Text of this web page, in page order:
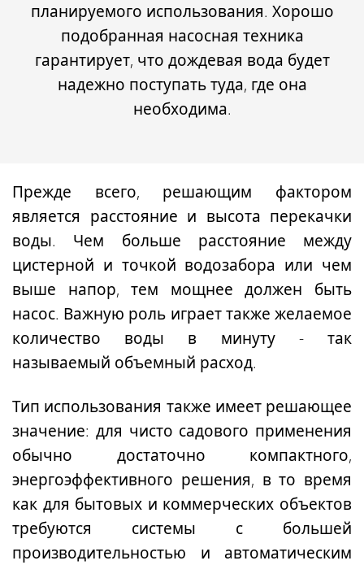
планируемого использования. Хорошо
подобранная насосная техника
гарантирует, что дождевая вода будет
надежно поступать туда, где она
необходима.
Прежде всего, решающим фактором
является расстояние и высота перекачки
воды. Чем больше расстояние между
цистерной и точкой водозабора или чем
выше напор, тем мощнее должен быть
насос. Важную роль играет также желаемое
количество воды в минуту- так
называемый объемный расход.
Тип использования также имеет решающее
значение: для чисто садового применения
обычно достаточно компактного,
энергоэффективного решения, в то время
как для бытовых и коммерческих объектов
требуются системы с большей
производительностью и автоматическим